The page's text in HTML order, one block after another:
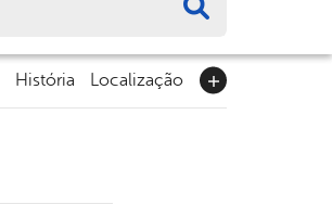
História Localização